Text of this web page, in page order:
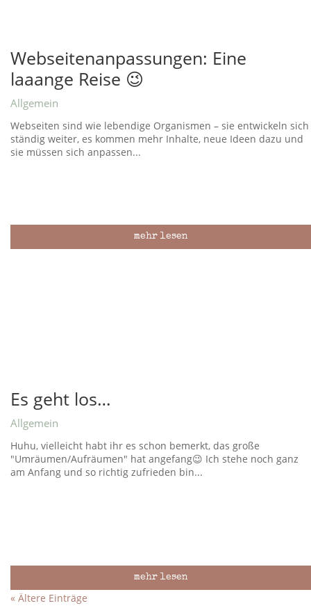
Webseitenanpassungen: Eine
laaange Reise 😉
Allgemein
Webseiten sind wie lebendige Organismen – sie entwickeln sich
ständig weiter, es kommen mehr Inhalte, neue Ideen dazu und
sie müssen sich anpassen...
mehr lesen
Es geht los…
Allgemein
Huhu, vielleicht habt ihr es schon bemerkt, das große
"Umräumen/Aufräumen" hat angefang😉 Ich stehe noch ganz
am Anfang und so richtig zufrieden bin...
mehr lesen
« Ältere Einträge